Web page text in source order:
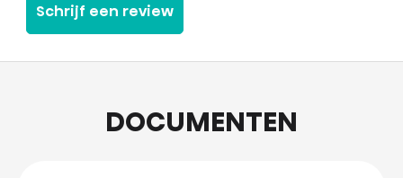
Schrijf een review
DOCUMENTEN